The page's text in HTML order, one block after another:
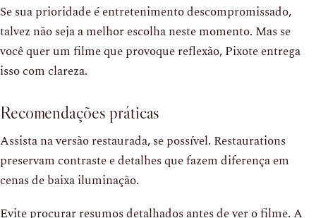
Se sua prioridade é entretenimento descompromissado,
talvez não seja a melhor escolha neste momento. Mas se
você quer um filme que provoque reflexão, Pixote entrega
isso com clareza.
Recomendações práticas
Assista na versão restaurada, se possível. Restaurations
preservam contraste e detalhes que fazem diferença em
cenas de baixa iluminação.
Evite procurar resumos detalhados antes de ver o filme. A